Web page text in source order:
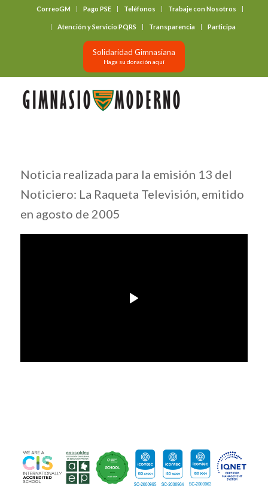
CorreoGM Pago PSE Teléfonos Trabaje con Nosotros
Atención y Servicio PQRS Transparencia Participa
Solidaridad Gimnasiana
Haga su donación aquí
Noticia realizada para la emisión 13 del
Noticiero: La Raqueta Televisión, emitido
en agosto de 2005